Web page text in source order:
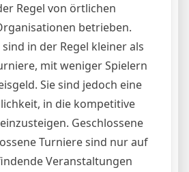
Regel von örtlichen
betrieben.
in der Regel kleiner als
mit weniger Spielern
Sie sind jedoch eine
in die kompetitive
Geschlossene
Turniere sind nur auf
Veranstaltungen